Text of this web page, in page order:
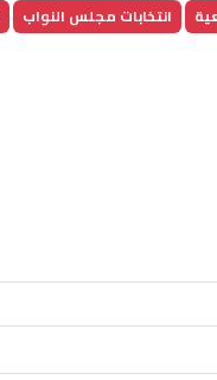
انتخابات مجلس النواب